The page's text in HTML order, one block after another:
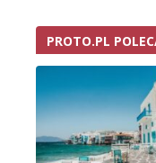
PROTO.PL